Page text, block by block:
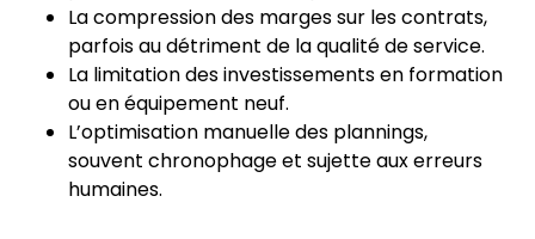
La compression des marges sur les contrats,
parfois au détriment de la qualité de service.
La limitation des investissements en formation
ou en équipement neuf.
L’optimisation manuelle des plannings,
souvent chronophage et sujette aux erreurs
humaines.